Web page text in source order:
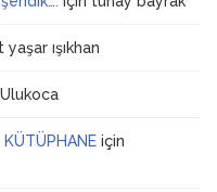
yaşar ışıkhan
KÜTÜPHANE için